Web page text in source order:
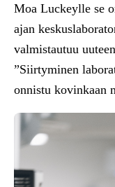
Moa Luckeylle se
ajan
valmistautuu
”Siirtyminen
onnistu kovinkaan